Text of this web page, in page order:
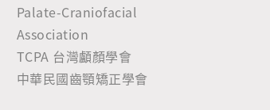
Palate-Craniofacial
Association
TCPA 台灣顱顏學會
中華民國齒顎矯正學會